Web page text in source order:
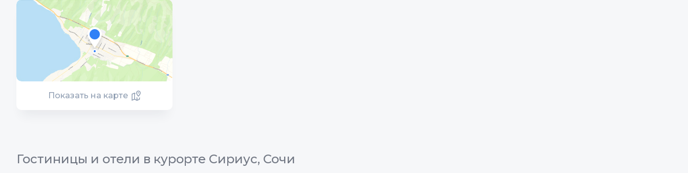
Показать на карте
Гостиницы и отели в курорте Сириус, Сочи